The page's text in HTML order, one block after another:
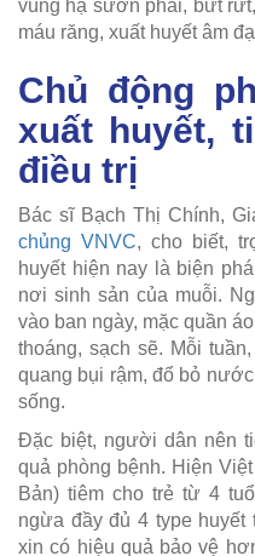
vùng hạ sườn phải, bứt
máu răng, xuất huyết âm
Chủ động
xuất huyết,
điều trị
Bác sĩ Bạch Thị Chính,
chủng VNVC, cho biết,
huyết hiện nay là biện
nơi sinh sản của muỗi.
vào ban ngày, mặc quần
thoáng, sạch sẽ. Mỗi
quang bụi rậm, đổ bỏ
sống.
Đặc biệt, người dân nên
quả phòng bệnh. Hiện
Bản) tiêm cho trẻ từ 4
ngừa đầy đủ 4 type huyết
xin có hiệu quả bảo vệ